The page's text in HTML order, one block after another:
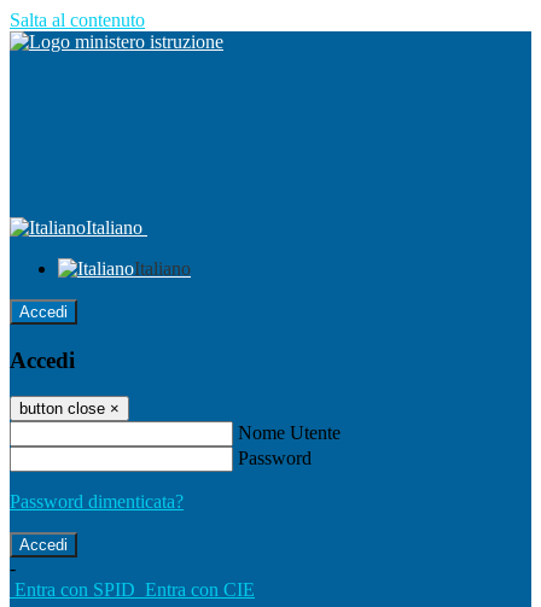
Salta al contenuto
Italiano
Italiano
Accedi
Accedi
button close ×
Nome Utente
Password
Password dimenticata?
-
Entra con SPID Entra con CIE